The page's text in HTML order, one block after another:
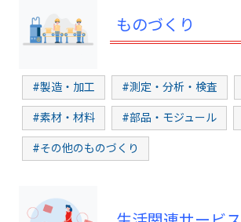
ものづくり
#製造・加工 #測定・分析・検査
#素材・材料 #部品・モジュール
#その他のものづくり